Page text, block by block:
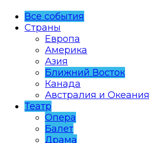
Все события
Страны
Европа
Америка
Азия
Ближний Восток
Канада
Австралия и Океания
Театр
Опера
Балет
Драма